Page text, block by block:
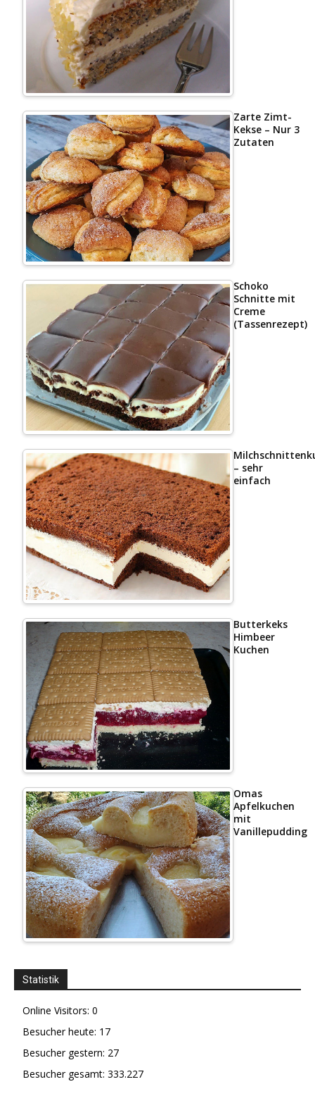
Zarte Zimt-
Kekse – Nur 3
Zutaten
Schoko
Schnitte mit
Creme
(Tassenrezept)
– sehr
einfach
Butterkeks
Himbeer
Kuchen
Omas
Apfelkuchen
mit
Vanillepudding
Statistik
Online Visitors: 0
Besucher heute: 17
Besucher gestern: 27
Besucher gesamt: 333.227